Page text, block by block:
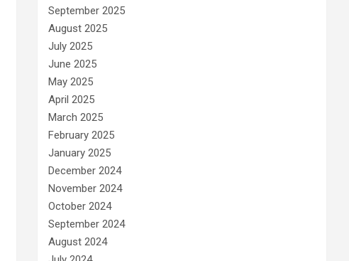
September 2025
August 2025
July 2025
June 2025
May 2025
April 2025
March 2025
February 2025
January 2025
December 2024
November 2024
October 2024
September 2024
August 2024